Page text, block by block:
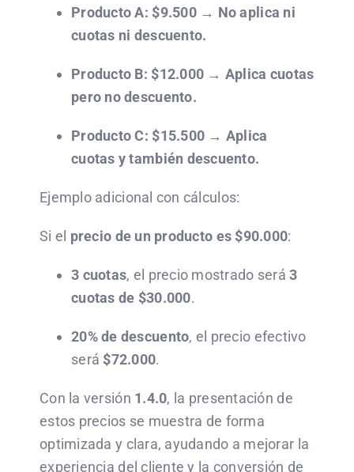
Producto A: $9.500 → No aplica ni
cuotas ni descuento.
Producto B: $12.000 → Aplica cuotas
pero no descuento.
Producto C: $15.500 → Aplica
cuotas y también descuento.
Ejemplo adicional con cálculos:
Si el precio de un producto es $90.000:
3 cuotas, el precio mostrado será3
cuotas de $30.000.
20% de descuento, el precio efectivo
será $72.000.
Con la versión 1.4.0, la presentación de
estos precios se muestra de forma
optimizada y clara, ayudando a mejorar la
experiencia del cliente y la conversión de